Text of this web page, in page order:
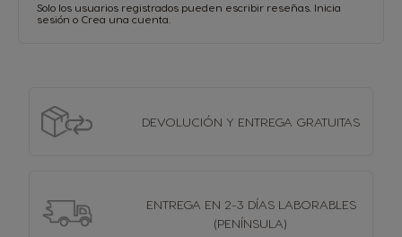
Solo los usuarios registrados pueden escribir reseñas. Inicia
sesión o Crea una cuenta
DEVOLUCIÓN Y ENTREGA GRATUITAS
ENTREGA EN 2-3 DÍAS LABORABLES
(PENÍNSULA)